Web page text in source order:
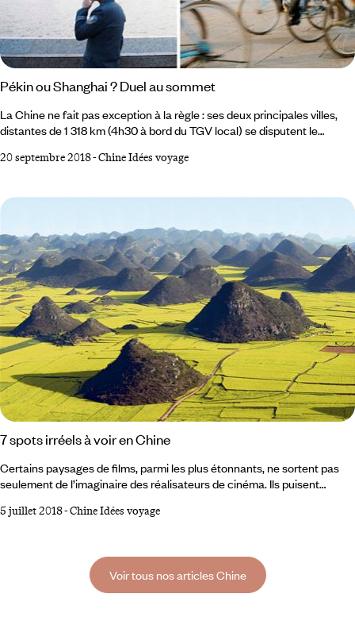
Pékin ou Shanghai ? Duel au sommet
La Chine ne fait pas exception à la règle : ses deux principales villes,
distantes de 1 318 km (4h30 à bord du TGV local) se disputent le
Paris, Saint-Pétersbourg et Moscou, New York et Washington (ou San
versus la puissance économique, les arts et la finance, esprit de
sérieux d’un côté, joyeux drilles de l’autre… Irréconciliables, même au
temps de l’empereur, des comptoirs ou de la Révolution culturelle.
20 septembre 2018-Chine Idées voyage
7 spots irréels à voir en Chine
Certains paysages de films, parmi les plus étonnants, ne sortent pas
seulement de l’imaginaire des réalisateurs de cinéma. Ils puisent
mystérieuses, gigantesques pics de roche, rizières à perte de vue… Nos
5 juillet 2018-Chine Idées voyage
Voir tous nos articles Chine